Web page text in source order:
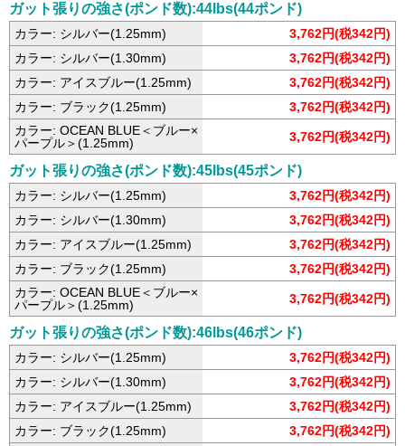
ガット張りの強さ(ポンド数):44lbs(44ポンド)
カラー: シルバー(1.25mm)
3,762円(税342円)
カラー: シルバー(1.30mm)
3,762円(税342円)
カラー: アイスブルー(1.25mm)
3,762円(税342円)
カラー: ブラック(1.25mm)
3,762円(税342円)
カラー: OCEAN BLUE＜ブルー×
パープル＞(1.25mm)
3,762円(税342円)
ガット張りの強さ(ポンド数):45lbs(45ポンド)
カラー: シルバー(1.25mm)
3,762円(税342円)
カラー: シルバー(1.30mm)
3,762円(税342円)
カラー: アイスブルー(1.25mm)
3,762円(税342円)
カラー: ブラック(1.25mm)
3,762円(税342円)
カラー: OCEAN BLUE＜ブルー×
パープル＞(1.25mm)
3,762円(税342円)
ガット張りの強さ(ポンド数):46lbs(46ポンド)
カラー: シルバー(1.25mm)
3,762円(税342円)
カラー: シルバー(1.30mm)
3,762円(税342円)
カラー: アイスブルー(1.25mm)
3,762円(税342円)
カラー: ブラック(1.25mm)
3,762円(税342円)